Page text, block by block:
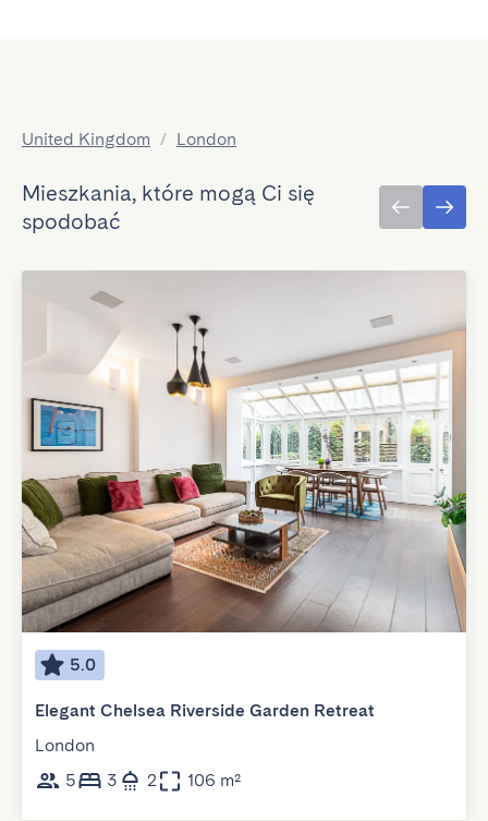
United Kingdom / London
Mieszkania, które mogą Ci się
spodobać
5.0
Elegant Chelsea Riverside Garden Retreat
London
5
3 2 106 m²